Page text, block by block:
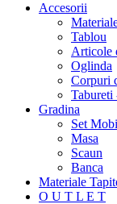
Accesorii
Tablou
Articole
Oglinda
Corpuri
Tabureti
Gradina
Set
Masa
Scaun
Banca
Materiale
O U T L E T